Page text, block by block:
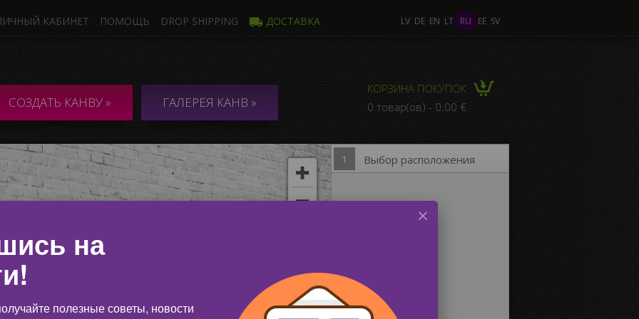
LV DE EN LT RU EE SV
КАБИНЕТ ПОМОЩЬ DROP SHIPPING ДОСТАВКА
КОРЗИНА ПОКУПОК
0 товар(ов) - 0.00 €
СОЗДАТЬ КАНВУ » ГАЛЕРЕЯ КАНВ »
1 Выбор расположения
из 1 Фото
КОЛЛАЖ / КОМПОЗИЦИЯ из
нескольких Фото
на
полезные советы, новости